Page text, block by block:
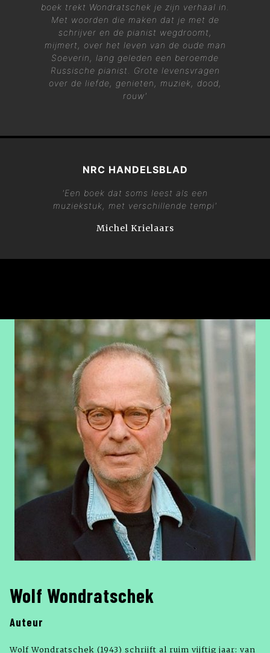
boek trekt Wondratschek je zijn verhaal in.
Met woorden die maken dat je met de
schrijver en de pianist wegdroomt,
mijmert, over het leven van de oude man
Soeverin, lang geleden een beroemde
Russische pianist. Grote levensvragen
over de liefde, genieten, muziek, dood,
rouw'
NRC HANDELSBLAD
'Een boek dat soms leest als een
muziekstuk, met verschillende tempi'
Michel Krielaars
Wolf Wondratschek
Auteur
Wolf Wondratschek (1943) schrijft al ruim vijftig jaar: van